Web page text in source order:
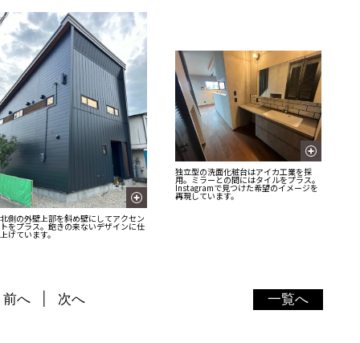
北側の外壁上部を斜め壁にしてアクセン
トをプラス。飽きの来ないデザインに仕
上げています。
独立型の洗面化粧台はアイカ工業を採
用。ミラーとの間にはタイルをプラス。
Instagramで見つけた希望のイメージを
再現しています。
一覧へ
前へ 次へ